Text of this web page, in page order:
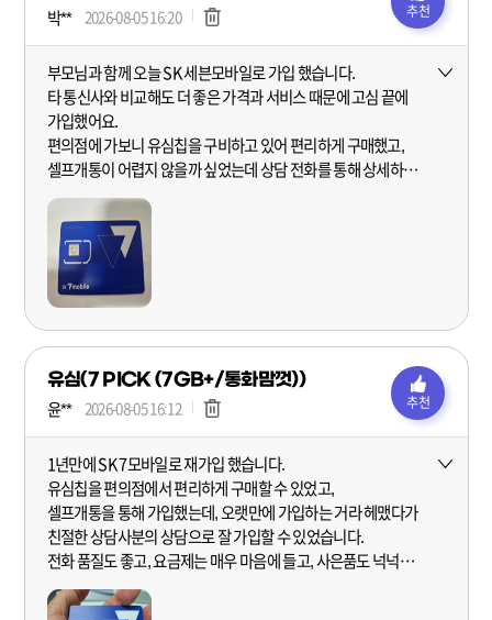
박** 2026-08-05 16:20 추천
부모님과 함께 오늘 SK 세븐모바일로 가입 했습니다.
타 통신사와 비교해도 더 좋은 가격과 서비스 때문에 고심 끝에
가입했어요.
편의점에 가보니 유심칩을 구비하고 있어 편리하게 구매했고,
셀프개통이 어렵지 않을까 싶었는데 상담 전화를 통해 상세하고
모두의 결합 통해 데이터도 추가로 주니 더 좋습니다.
추천합니다!
유심(7 PICK (7GB+/통화맘껏))
윤** 2026-08-05 16:12 추천
1년만에 SK 7모바일로 재가입 했습니다.
유심칩을 편의점에서 편리하게 구매할 수 있었고,
셀프개통을 통해 가입했는데, 오랫만에 가입하는 거라 헤맸다가
친절한 상담사분의 상담으로 잘 가입할 수 있었습니다.
전화 품질도 좋고, 요금제는 매우 마음에 들고, 사은품도 넉넉해서
주변에도 많이 홍보할 예정입니다.